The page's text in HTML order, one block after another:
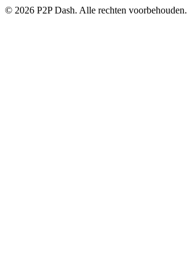
© 2026 P2P Dash. Alle rechten voorbehouden.